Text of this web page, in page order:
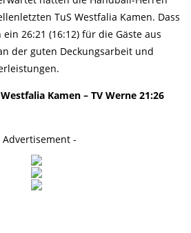
TuS Westfalia Kamen. Dass
26:21 (16:12) für die Gäste aus
der guten Deckungsarbeit und
Kamen – TV Werne 21:26
Advertisement -